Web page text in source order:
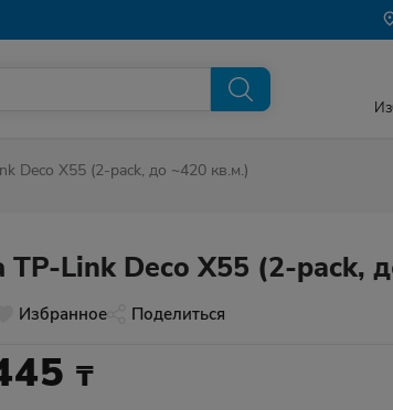
Deco X55 (2-pack, до ~420 кв.м.)
TP-Link Deco X55 (2-pack,
Избранное Поделиться
₸